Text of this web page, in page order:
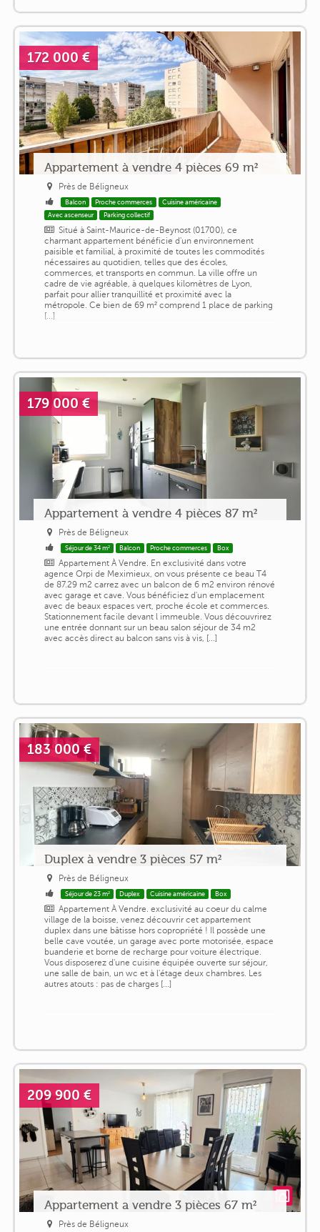
172 000 €
Appartement à vendre 4 pièces 69 m²
Près de Béligneux
Balcon Proche commerces
Cuisine américaine
Avec ascenseur
Parking collectif
Situé à Saint-Maurice-de-Beynost (01700), ce
charmant appartement bénéficie d'un environnement
paisible et familial, à proximité de toutes les commodités
nécessaires au quotidien, telles que des écoles,
commerces, et transports en commun. La ville offre un
cadre de vie agréable, à quelques kilomètres de Lyon,
parfait pour allier tranquillité et proximité avec la
métropole. Ce bien de 69 m² comprend 1 place de parking
[...]
179 000 €
Appartement à vendre 4 pièces 87 m²
Près de Béligneux
Séjour de 34 m² Balcon Proche commerces Box
Appartement À Vendre. En exclusivité dans votre
agence Orpi de Meximieux, on vous présente ce beau T4
de 87.29 m2 carrez avec un balcon de 6 m2 environ rénové
avec garage et cave. Vous bénéficiez d'un emplacement
avec de beaux espaces vert, proche école et commerces.
Stationnement facile devant l immeuble. Vous découvrirez
une entrée donnant sur un beau salon séjour de 34 m2
avec accès direct au balcon sans vis à vis, [...]
183 000 €
Duplex à vendre 3 pièces 57 m²
Près de Béligneux
Séjour de 23 m² Duplex Cuisine américaine Box
Appartement À Vendre. exclusivité au coeur du calme
village de la boisse, venez découvrir cet appartement
duplex dans une bâtisse hors copropriété ! Il possède une
belle cave voutée, un garage avec porte motorisée, espace
buanderie et borne de recharge pour voiture électrique.
Vous disposerez d'une cuisine équipée ouverte sur séjour,
une salle de bain, un wc et à l'étage deux chambres. Les
autres atouts : pas de charges [...]
209 900 €
Appartement a vendre 3 pièces 67 m²
Près de Béligneux